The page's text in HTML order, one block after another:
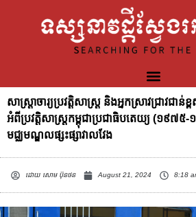
សាស្រ្តាចារ្យប្រវត្តិសាស្រ្ត និងអ្នកស្រាវជ្រាវជា
អំពីប្រវត្តិសាស្រ្តកម្ពុជាប្រជាធិបតេយ្យ (១៩
មជ្ឈមណ្ឌលផ្សះផ្សាវាលវែង
ដោយសោម ប៊ុនថន August 21, 2024 8:18